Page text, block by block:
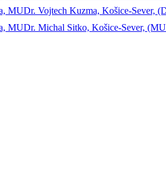
MUDr. Vojtech Kuzma, Košice-Sever,
MUDr. Michal Sitko, Košice-Sever,